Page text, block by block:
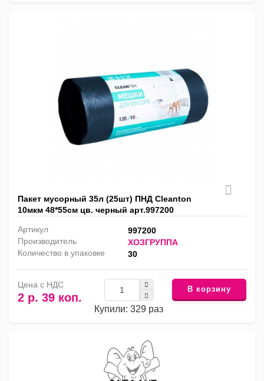
Пакет мусорный 35л (25шт) ПНД Cleanton
10мкм 48*55см цв. черный арт.997200
Артикул
997200
Производитель
ХОЗГРУППА
Количество в упаковке
30
Цена с НДС
2 р. 39 коп.
Купили: 329 раз
В корзину